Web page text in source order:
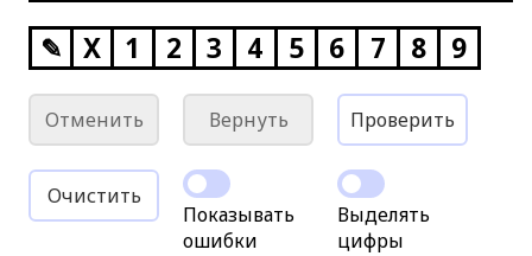
✎ X 1 2 3 4 5 6 7 8 9
Отменить Вернуть Проверить
Очистить
Показывать
ошибки
Выделять
цифры